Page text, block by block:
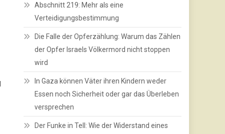
Abschnitt 219: Mehr als eine
Verteidigungsbestimmung
Die Falle der Opferzählung: Warum das Zählen
der Opfer Israels Völkermord nicht stoppen
wird
In Gaza können Väter ihren Kindern weder
Essen noch Sicherheit oder gar das Überleben
versprechen
Der Funke in Tell: Wie der Widerstand eines